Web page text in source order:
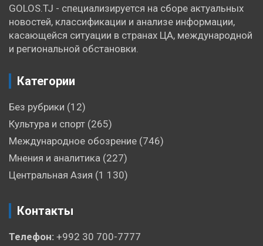
GOLOS.TJ - специализируется на сборе актуальных
новостей, классификации и анализе информации,
касающейся ситуации в странах ЦА, международной
и региональной обстановки.
Категории
Без рубрики (12)
Культура и спорт (265)
Международное обозрение (746)
Мнения и аналитика (227)
Центральная Азия (1 130)
Контакты
Телефон: +992 30 700-7777